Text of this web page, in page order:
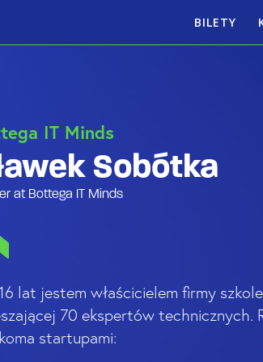
BILETY
IT Minds
Sobótka
at Bottega IT Minds
lat jestem właścicielem firmy
70 ekspertów technicznych.
startupami: